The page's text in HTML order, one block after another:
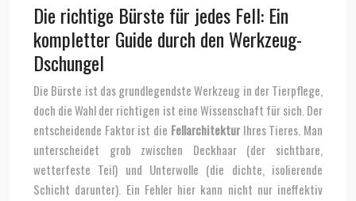
Die richtige Bürste für jedes Fell: Ein
kompletter Guide durch den Werkzeug-
Dschungel
Die Bürste ist das grundlegendste Werkzeug in der Tierpflege,
doch die Wahl der richtigen ist eine Wissenschaft für sich. Der
entscheidende Faktor ist die FellarchitekturIhres Tieres. Man
unterscheidet grob zwischen Deckhaar (der sichtbare,
wetterfeste Teil) und Unterwolle (die dichte, isolierende
Schicht darunter). Ein Fehler hier kann nicht nur ineffektiv